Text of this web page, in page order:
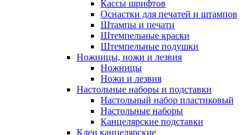
Кассы шрифтов
Оснастки для печатей и штампов
Штампы и печати
Штемпельные краски
Штемпельные подушки
Ножницы, ножи и лезвия
Ножницы
Ножи и лезвия
Настольные наборы и подставки
Настольный набор пластиковый
Настольные наборы
Канцелярские подставки
Клеи канцелярские